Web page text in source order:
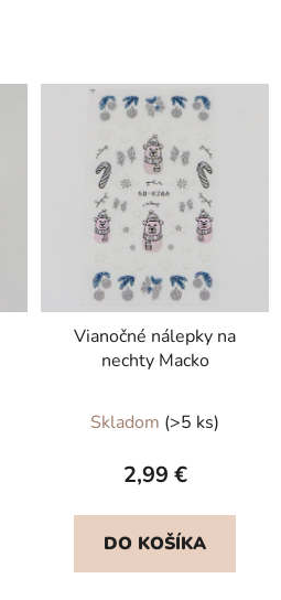
Vianočné nálepky na
nechty Macko
Skladom (>5 ks)
2,99 €
DO KOŠÍKA